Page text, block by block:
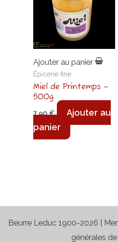
Ajouter au panier
Épicerie fine
Miel de Printemps –
500g
7,90€
Ajouter au
panier
Beurre Leduc 1900-2026 |
générales